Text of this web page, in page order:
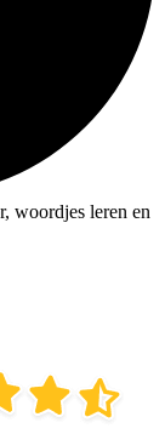
woordjes leren en